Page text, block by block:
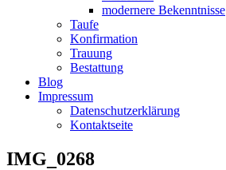
modernere Bekenntnisse
Taufe
Konfirmation
Trauung
Bestattung
Blog
Impressum
Datenschutzerklärung
Kontaktseite
IMG_0268